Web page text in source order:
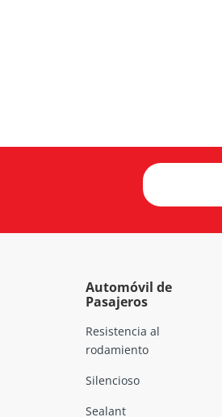
Automóvil de
Pasajeros
Resistencia al
rodamiento
Silencioso
Sealant